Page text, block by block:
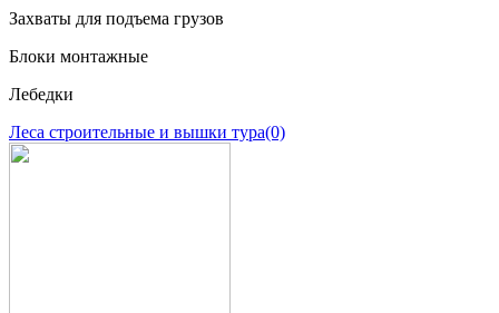
Захваты для подъема грузов
Блоки монтажные
Лебедки
Леса строительные и вышки тура(0)